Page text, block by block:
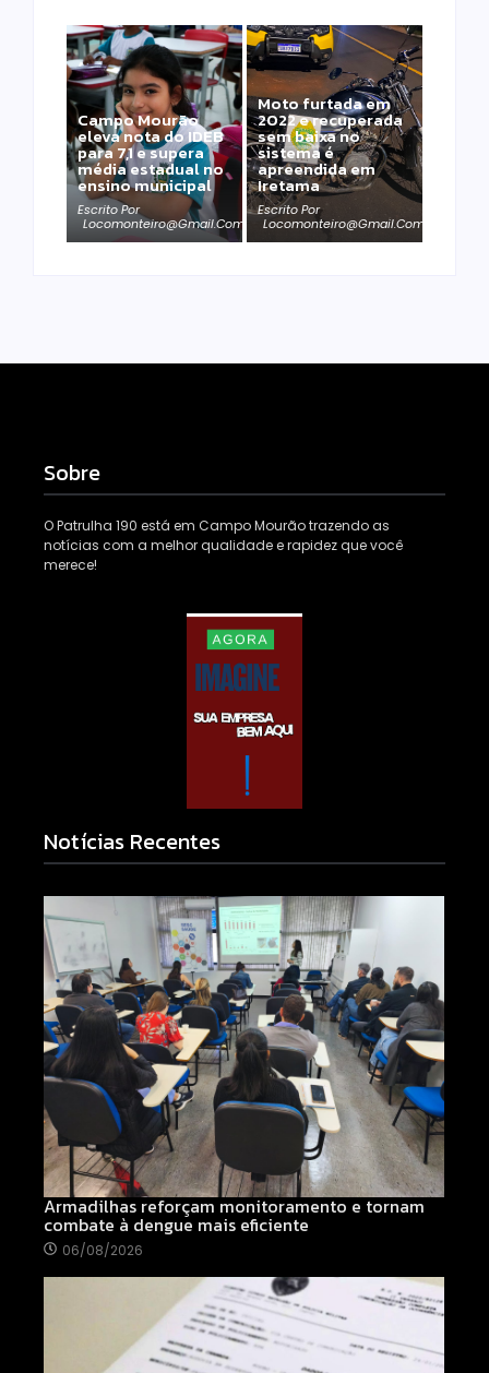
Campo Mourão
eleva nota do IDEB
para 7,1 e supera
média estadual no
ensino municipal
Escrito Por
Locomonteiro@gmail.com
Moto furtada em
2022 e recuperada
sem baixa no
sistema é
apreendida em
Iretama
Escrito Por
Locomonteiro@gmail.com
Sobre
O Patrulha 190 está em Campo Mourão trazendo as
notícias com a melhor qualidade e rapidez que você
merece!
Notícias Recentes
Armadilhas reforçam monitoramento e tornam
combate à dengue mais eficiente
06/08/2026